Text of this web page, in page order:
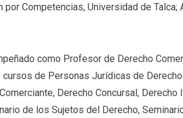
por Competencias, Universidad de
como Profesor de Derecho
cursos de Personas Jurídicas de
Derecho Concursal, Derecho
de los Sujetos del Derecho,